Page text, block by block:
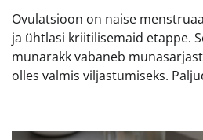
Ovulatsioon on naise
ja ühtlasi kriitilisemaid etappe.
munarakk vabaneb
olles valmis viljastumiseks.